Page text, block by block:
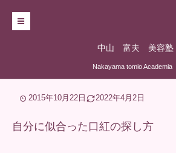
中山 富夫 美容塾
Nakayama tomio Academia
2015年10月22日 2022年4月2日
自分に似合った口紅の探し方